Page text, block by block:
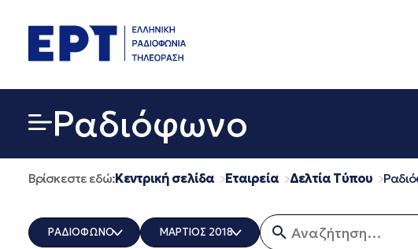
περιεχόμενο
Ραδιόφωνο
Βρίσκεστε εδώ:Κεντρική σελίδα Εταιρεία Δελτία Τύπου
ΡΑΔΙΟΦΩΝΟ ΜΑΡΤΙΟΣ 2018 Αναζήτηση για: